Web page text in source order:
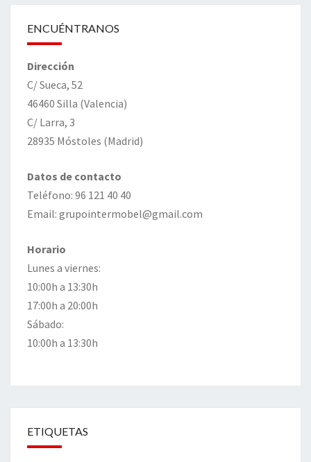
ENCUÉNTRANOS
Dirección
C/ Sueca, 52
46460 Silla (Valencia)
C/ Larra, 3
28935 Móstoles (Madrid)
Datos de contacto
Teléfono: 96 121 40 40
Email: grupointermobel@gmail.com
Horario
Lunes a viernes:
10:00h a 13:30h
17:00h a 20:00h
Sábado:
10:00h a 13:30h
ETIQUETAS